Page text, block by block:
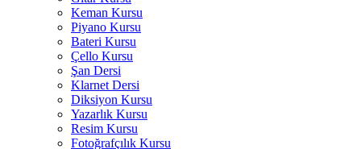
Keman Kursu
Piyano Kursu
Bateri Kursu
Çello Kursu
Şan Dersi
Klarnet Dersi
Diksiyon Kursu
Yazarlık Kursu
Resim Kursu
Fotoğrafçılık Kursu